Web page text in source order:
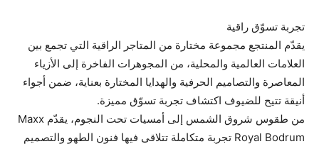
تجربة تسوّق راقية
يقدّم المنتجع مجموعة مختارة من المتاجر الراقية التي تجمع بين
العلامات العالمية والمحلية، من المجوهرات الفاخرة إلى الأزياء
المعاصرة والتصاميم الحرفية والهدايا المختارة بعناية، ضمن أجواء
أنيقة تتيح للضيوف اكتشاف تجربة تسوّق مميزة.
من طقوس شروق الشمس إلى أمسيات تحت النجوم، يقدّم Maxx
Royal Bodrum تجربة متكاملة تتلاقى فيها فنون الطهو والتصميم